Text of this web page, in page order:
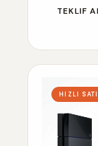
TEKLIF
HIZLI